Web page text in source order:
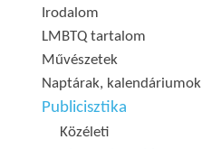
Irodalom
LMBTQ tartalom
Művészetek
Naptárak, kalendáriumok
Publicisztika
Közéleti